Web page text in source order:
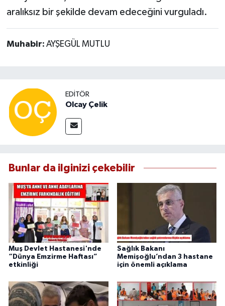
aralıksız bir şekilde devam edeceğini vurguladı.
Muhabir: AYŞEGÜL MUTLU
EDITÖR
Olcay Çelik
Bunlar da ilginizi çekebilir
Muş Devlet Hastanesi'nde
“Dünya Emzirme Haftası”
etkinliği
Sağlık Bakanı
Memişoğlu’ndan 3 hastane
için önemli açıklama